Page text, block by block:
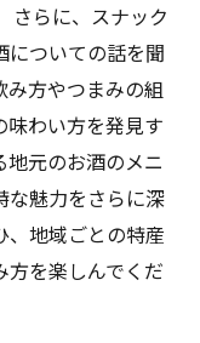
さらに、スナック
についての話を聞
み方やつまみの組
味わい方を発見す
地元のお酒のメニ
な魅力をさらに深
、地域ごとの特産
方を楽しんでくだ